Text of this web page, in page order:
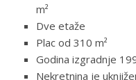
m²
Dve etaže
Plac od 310 m²
Godina izgradnje
Nekretnina je